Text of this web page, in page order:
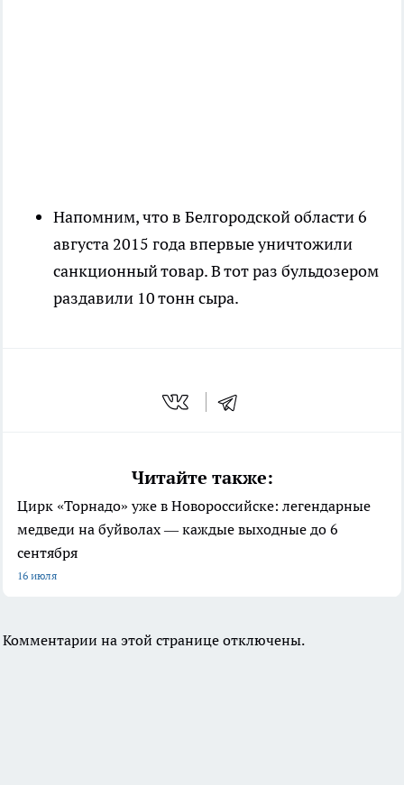
Напомним, что в Белгородской области 6
августа 2015 года впервые уничтожили
санкционный товар. В тот раз бульдозером
раздавили 10 тонн сыра.
Читайте также:
Цирк «Торнадо» уже в Новороссийске: легендарные
медведи на буйволах — каждые выходные до 6
сентября
16 июля
Комментарии на этой странице отключены.